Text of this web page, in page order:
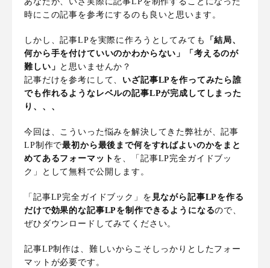
時にこの記事を参考にするのも良いと思います。
しかし、記事LPを実際に作ろうとしてみても
「結局、
何から手を付けていいのかわからない」「考えるのが
難しい」 と思いませんか？
記事だけを参考にして、 いざ記事LPを作ってみたら誰
でも作れるようなレベルの記事LPが完成してしまった
り、、、
今回は、こういった悩みを解決してきた弊社が、記事
LP制作で最初から最後まで何をすればよいのかをまと
めてあるフォーマット を、「記事LP完全ガイドブッ
ク」として無料で公開します。
「記事LP完全ガイドブック」を 見ながら記事LPを作る
だけで効果的な記事LPを制作できるようになるので、
ぜひダウンロードしてみてください。
記事LP制作は、難しいからこそしっかりとしたフォー
マットが必要です。